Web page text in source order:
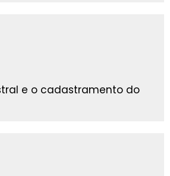
e o cadastramento do